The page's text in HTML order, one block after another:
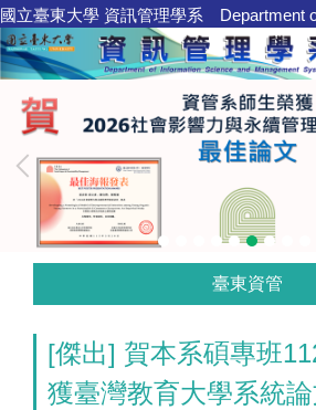
跳
到
主
要
內
區
臺東資管
臺東資管
[傑出] 賀本系碩專班
獲臺灣教育大學系統